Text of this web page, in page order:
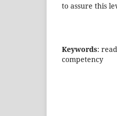
to assure this
Keywords:
competency